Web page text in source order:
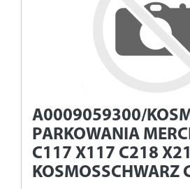
A0009059300/
PARKOWANIA
C117 X117 C218
KOSMOSSCHWARZ